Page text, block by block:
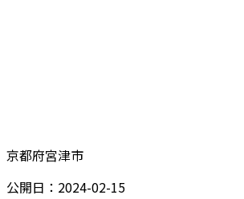
京都府宮津市
公開日： 2024-02-15